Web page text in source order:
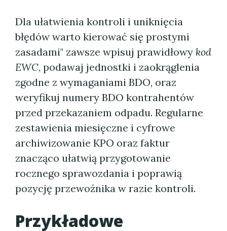
Dla ułatwienia kontroli i uniknięcia
błędów warto kierować się prostymi
zasadami" zawsze wpisuj prawidłowy kod
EWC, podawaj jednostki i zaokrąglenia
zgodne z wymaganiami BDO, oraz
weryfikuj numery BDO kontrahentów
przed przekazaniem odpadu. Regularne
zestawienia miesięczne i cyfrowe
archiwizowanie KPO oraz faktur
znacząco ułatwią przygotowanie
rocznego sprawozdania i poprawią
pozycję przewoźnika w razie kontroli.
Przykładowe